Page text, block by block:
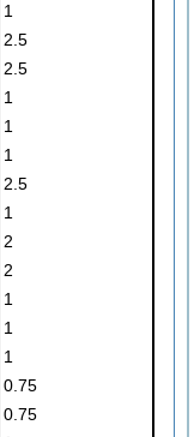
1
2.5
2.5
1
1
1
2.5
1
2
2
1
1
1
0.75
0.75